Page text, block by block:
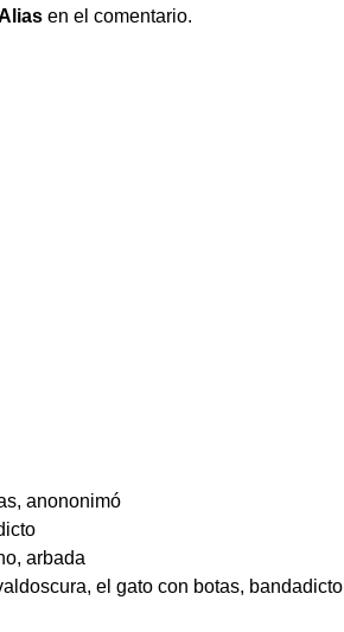
en el comentario.
anononimó
arbada
el gato con botas, bandadicto